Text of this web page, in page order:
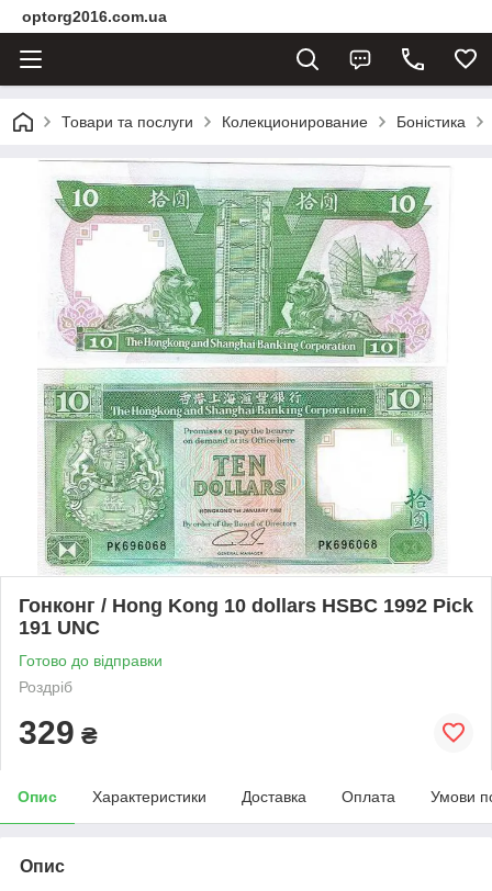
optorg2016.com.ua
Товари та послуги Колекционирование Боністика
Гонконг / Hong Kong 10 dollars HSBC 1992 Pick
191 UNC
Готово до відправки
Роздріб
329 ₴
Опис Характеристики Доставка Оплата Умови
Опис